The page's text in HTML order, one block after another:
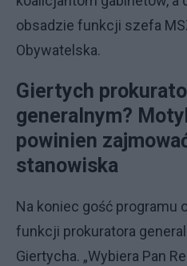
obsadzie funkcji szefa
Obywatelska.
Giertych
generalnym?
powinien
stanowiska
Na koniec gość programu
funkcji prokuratora
Giertycha. „Wybiera Pan